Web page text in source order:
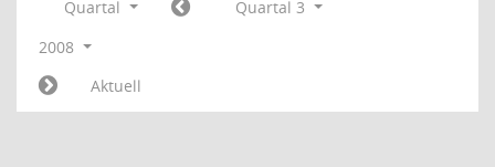
Quartal
Quartal 3
2008
Aktuell